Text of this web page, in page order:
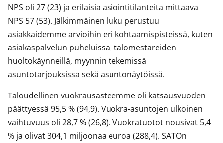
NPS oli 27 (23) ja erilaisia asiointitilanteita mittaava
NPS 57 (53). Jälkimmäinen luku perustuu
asiakkaidemme arvioihin eri kohtaamispisteissä, kuten
asiakaspalvelun puheluissa, talomestareiden
huoltokäynneillä, myynnin tekemissä
asuntotarjouksissa sekä asuntonäytöissä.
Taloudellinen vuokrausasteemme oli katsausvuoden
päättyessä 95,5 % (94,9). Vuokra-asuntojen ulkoinen
vaihtuvuus oli 28,7 % (26,8). Vuokratuotot nousivat 5,4
% ja olivat 304,1 miljoonaa euroa (288,4). SATOn